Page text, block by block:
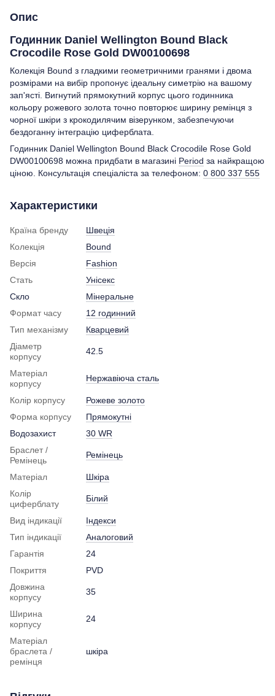
Опис
Годинник Daniel Wellington Bound Black
Crocodile Rose Gold DW00100698
Колекція Bound з гладкими геометричними гранями і двома
розмірами на вибір пропонує ідеальну симетрію на вашому
зап'ясті. Вигнутий прямокутний корпус цього годинника
кольору рожевого золота точно повторює ширину ремінця з
чорної шкіри з крокодилячим візерунком, забезпечуючи
бездоганну інтеграцію циферблата.
Годинник Daniel Wellington Bound Black Crocodile Rose Gold
DW00100698 можна придбати в магазині Period за найкращою
ціною. Консультація спеціаліста за телефоном: 0 800 337 555
Характеристики
Країна бренду
Швеція
Колекція
Bound
Версія
Fashion
Стать
Унісекс
Скло
Мінеральне
Формат часу
12 годинний
Тип механізму
Кварцевий
Діаметр
корпусу
42.5
Матеріал
корпусу
Нержавіюча сталь
Колір корпусу
Рожеве золото
Форма корпусу
Прямокутні
Водозахист
30 WR
Браслет /
Ремінець
Ремінець
Матеріал
Шкіра
Колір
циферблату
Білий
Вид індикації
Індекси
Тип індикації
Аналоговий
Гарантія
24
Покриття
PVD
Довжина
корпусу
35
Ширина
корпусу
24
Матеріал
браслета /
ремінця
шкіра